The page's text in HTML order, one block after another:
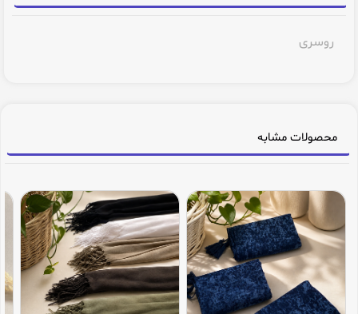
روسری
محصولات مشابه